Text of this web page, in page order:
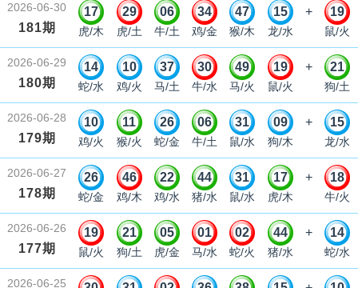
2026-06-30
181期
17
虎/木
29
虎/土
06
牛/土
34
鸡/金
47
猴/木
15
龙/水
+ 19
鼠/火
2026-06-29
180期
14
蛇/水
10
鸡/火
37
马/土
30
牛/水
49
马/火
19
鼠/火
+ 21
狗/土
2026-06-28
179期
10
鸡/火
11
猴/火
26
蛇/金
06
牛/土
31
鼠/水
09
狗/木
+ 15
龙/水
2026-06-27
178期
26
蛇/金
46
鸡/木
22
鸡/水
44
猪/水
31
鼠/水
17
虎/木
+ 18
牛/火
2026-06-26
177期
19
鼠/火
21
狗/土
05
虎/金
01
马/水
02
蛇/火
44
猪/水
+ 14
蛇/水
2026-06-25